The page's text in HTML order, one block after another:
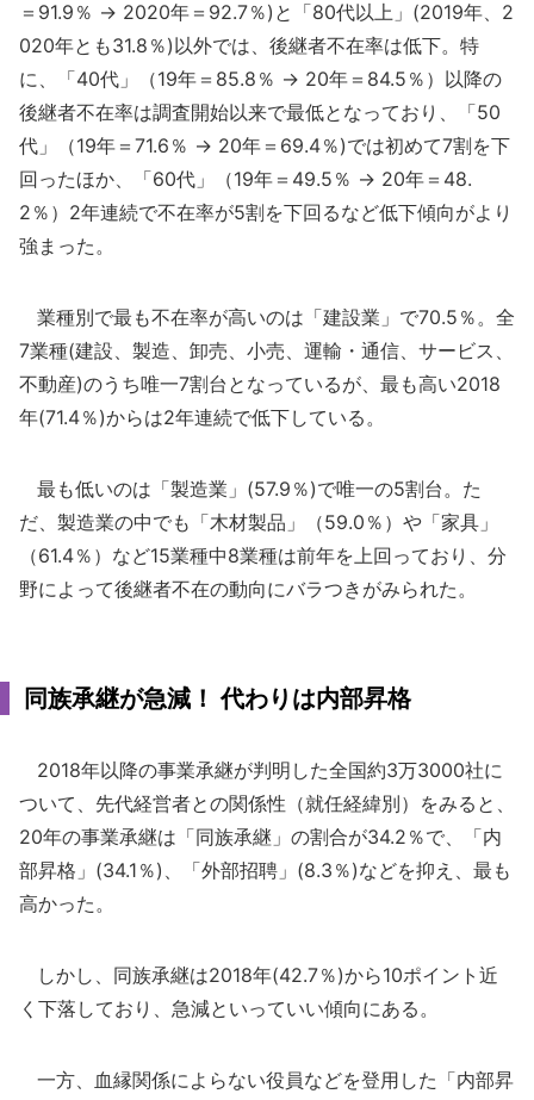
＝91.9％ → 2020年＝92.7％)と「80代以上」(2019年、2
020年とも31.8％)以外では、後継者不在率は低下。特
に、「40代」（19年＝85.8％ → 20年＝84.5％）以降の
後継者不在率は調査開始以来で最低となっており、「50
代」（19年＝71.6％ → 20年＝69.4％)では初めて7割を下
回ったほか、「60代」（19年＝49.5％ → 20年＝48.
2％）2年連続で不在率が5割を下回るなど低下傾向がより
強まった。
業種別で最も不在率が高いのは「建設業」で70.5％。全
7業種(建設、製造、卸売、小売、運輸・通信、サービス、
不動産)のうち唯一7割台となっているが、最も高い2018
年(71.4％)からは2年連続で低下している。
最も低いのは「製造業」(57.9％)で唯一の5割台。た
だ、製造業の中でも「木材製品」（59.0％）や「家具」
（61.4％）など15業種中8業種は前年を上回っており、分
野によって後継者不在の動向にバラつきがみられた。
同族承継が急減！ 代わりは内部昇格
2018年以降の事業承継が判明した全国約3万3000社に
ついて、先代経営者との関係性（就任経緯別）をみると、
20年の事業承継は「同族承継」の割合が34.2％で、「内
部昇格」(34.1％)、「外部招聘」(8.3％)などを抑え、最も
高かった。
しかし、同族承継は2018年(42.7％)から10ポイント近
く下落しており、急減といっていい傾向にある。
一方、血縁関係によらない役員などを登用した「内部昇